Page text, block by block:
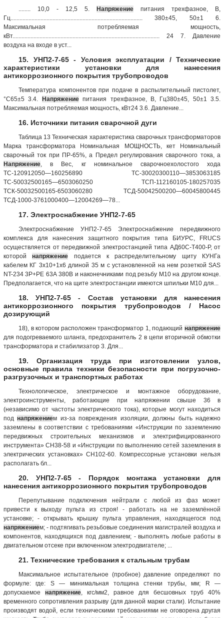
........ 10,0 - 12,5 5. Напряжение питания трехфазное, В,
Гц........................................................................................ 380±45, 50±1 6.
Максимальная потребляемая мощность,
кВт.................................................................................................. 24 7. Давление
воздуха на входе в уст...
15. УНП2-7-65 - Условия эксплуатации / Технические
характеристики установки для нанесения
антикоррозионного покрытия трубопроводов
Температура компонентов при подаче в распылительный пистолет,
°С65±5 3.4. Напряжениепитания трехфазное, В, Гц380±45, 50±1 3.5.
Максимальная потребляемая мощность, кВт24 3.6. Давление...
16. Источники питания сварочной дуги
Таблица 13 Техническая характеристика сварочных трансформаторов
Марка трансформатора Номинальная МОЩНОСТЬ, кет Номинальный
сварочный ток при ПР-65%, а Предел регулирования сварочного тока, а
Напряжение , в Вес, кг номинальное сварочноехолостого хода
ТС-120912050—160256890 ТС-30020300110—3853063185
ТС-50032500165—6503060250 ТСП-112160105-180257035
ТСК-50032500165-6503060280 ТСД-50042500200—60045800445
ТСД-1000-3761000400—12004269—78...
17. Электроснабжение УНП2-7-65
Электроснабжение УНП2-7-65 Электроснабжение передвижного
комплекса для нанесения защитного покрытия типа БИУРС, FRUCS
осуществляется от передвижной электростанцией типа АД60С-Т400-Р, от
которойнапряжение подается к распределительному щиту КУНГа
кабелем КГ 3х10+1х6 длиной 35 м с установленной на нем розеткой SAS
NT-234 3Р+РЕ 63А 380В и наконечниками под резьбу М10 на другом конце.
Предполагается, что на щите электростанции имеются шпильки М10 для...
18. УНП2-7-65 - Состав установки для нанесения
антикоррозионного покрытия трубопроводов / Насос
дозирующий
18), в котором расположен трансформатор 1, подающий напряжение
для подогреваемого шланга, предохранитель 2 в цепи вторичной обмотки
трансформатора и стабилизатор 3. Для...
19. Организация труда при изготовлении узлов,
основные правила техники безопасности при погрузочно-
разгрузочных и транспортных работах
Технологическое, электрическое и монтажное оборудование,
электроинструменты, работающие при напряжении свыше 36 в
(независимо от частоты электрического тока), которые могут находиться
поднапряжением из-за повреждения изоляции, должны быть надежно
заземлены в соответствии с требованиями «Инструкции по заземлению
передвижных строительных механизмов и электрифицированного
инструмента» СН38-58 и «Инструкции по выполнению сетей заземления в
электрических установках» СН102-60. Компрессорные установки нельзя
располагать бл...
20. УНП2-7-65 - Порядок монтажа установки для
нанесения антикоррозионного покрытия трубопроводов
Перепутывание подключения нейтрали с любой из фаз может
привести к выходу пульта из строя! - работать на не заземлённой
установке; - открывать крышку пульта управления, находящегося под
напряжением; - подтягивать резьбовые соединения магистралей воздуха и
компонентов, находящихся под давлением; - выполнять любые работы в
двигательном отсеке при включенном электродвигателе; ...
21. Технические требования к стальным трубам
Максимальное испытательное (пробное) давление определяют по
формуле: где: S — минимальная толщина стенки трубы, мм; R —
допускаемое напряжение , кгс/мм2, равное для бесшовных труб 40%
временного сопротивления разрыву (для данной марки стали). Испытание
производят водой, если техническими требованиями не оговорена другая